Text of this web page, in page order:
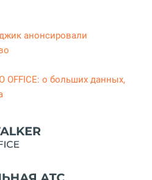
анонсировали
OFFICE: о больших данных,